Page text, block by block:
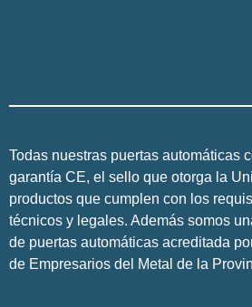
Todas nuestras puertas automáticas
garantía CE, el sello que otorga la
productos que cumplen con los
técnicos y legales. Además somos
de puertas automáticas acreditada
de Empresarios del Metal de la